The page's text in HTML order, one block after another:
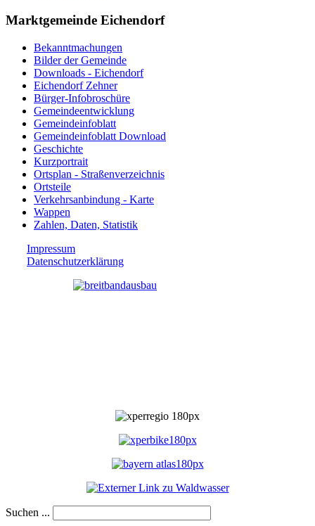
Marktgemeinde Eichendorf
Bekanntmachungen
Bilder der Gemeinde
Downloads - Eichendorf
Eichendorf Zehner
Bürger-Infobroschüre
Gemeindeentwicklung
Gemeindeinfoblatt
Gemeindeinfoblatt Download
Geschichte
Kurzportrait
Ortsplan - Straßenverzeichnis
Ortsteile
Verkehrsanbindung - Karte
Wappen
Zahlen, Daten, Statistik
Impressum
Datenschutzerklärung
Suchen ...